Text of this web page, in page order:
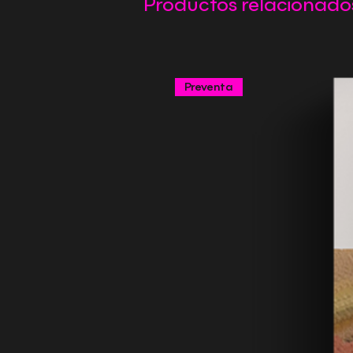
Preventa